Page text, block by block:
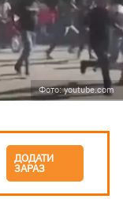
Фото: youtube.com
ДОДАТИ
ЗАРАЗ